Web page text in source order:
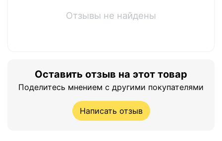
Отзывы не найдены
Оставить отзыв на этот товар
Поделитесь мнением с другими покупателями
Написать отзыв